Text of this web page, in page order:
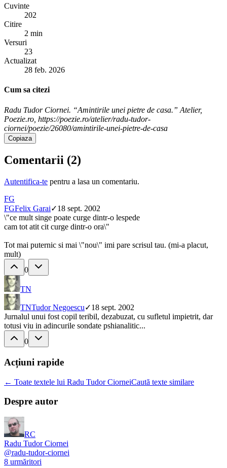
Cuvinte
202
Citire
2 min
Versuri
23
Actualizat
28 feb. 2026
Cum sa citezi
Radu Tudor Ciornei. “Amintirile unei pietre de casa.” Atelier,
Poezie.ro, https://poezie.ro/atelier/radu-tudor-
ciornei/poezie/26080/amintirile-unei-pietre-de-casa
Copiaza
Comentarii (2)
Autentifica-te pentru a lasa un comentariu.
FG
FGFelix Garai✓18 sept. 2002
\"ce mult singe poate curge dintr-o lespede
cam tot atit cit curge dintr-o ora\"
Tot mai puternic si mai \"nou\" imi pare scrisul tau. (mi-a placut,
mult)
0
TN
TNTudor Negoescu✓18 sept. 2002
Jurnalul unui fost copil teribil, dezabuzat, cu sufletul impietrit, dar
totusi viu in adincurile sondate pshianalitic...
0
Acțiuni rapide
← Toate textele lui Radu Tudor CiorneiCaută texte similare
Despre autor
RC
Radu Tudor Ciornei
@radu-tudor-ciornei
8 urmăritori